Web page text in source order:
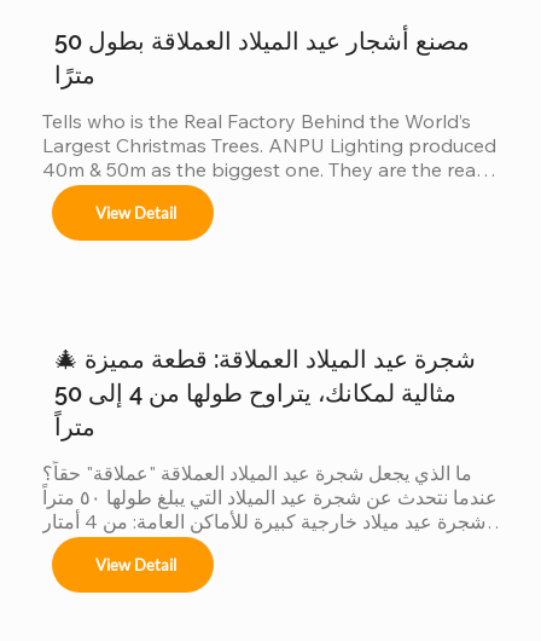
فحسب......
مصنع أشجار عيد الميلاد العملاقة بطول 50
مترًا
Tells who is the Real Factory Behind the World’s
Largest Christmas Trees. ANPU Lighting produced
40m & 50m as the biggest one. They are the real
China factory for Giant Christmas Tree.
View Detail
🎄 شجرة عيد الميلاد العملاقة: قطعة مميزة
مثالية لمكانك، يتراوح طولها من 4 إلى 50
متراً
ما الذي يجعل شجرة عيد الميلاد العملاقة "عملاقة" حقاً؟
عندما نتحدث عن شجرة عيد الميلاد التي يبلغ طولها ٥٠ متراً
شجرة عيد ميلاد خارجية كبيرة للأماكن العامة: من 4 أمتار
إلى 50 مترًا شجرة عيد الميلاد الكبيرة في الهواء الطلق
نحن متخصصون في تصاميم مخصصة لأشجار عيد الميلاد
العملاقة لتتناسب مع موضوعك لا يوجد مكانان متشابهان،
View Detail